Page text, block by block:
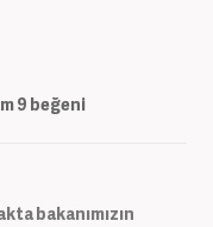
9 beğeni
bakanımızın